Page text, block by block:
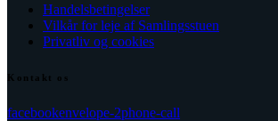
Handelsbetingelser
Vilkår for leje af Samlingsstuen
Privatliv og cookies
Kontakt os
facebookenvelope-2phone-call